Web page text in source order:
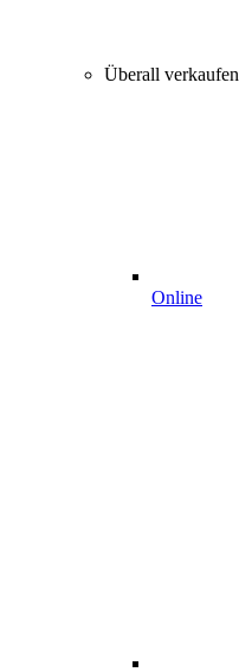
Überall verkaufen
Online